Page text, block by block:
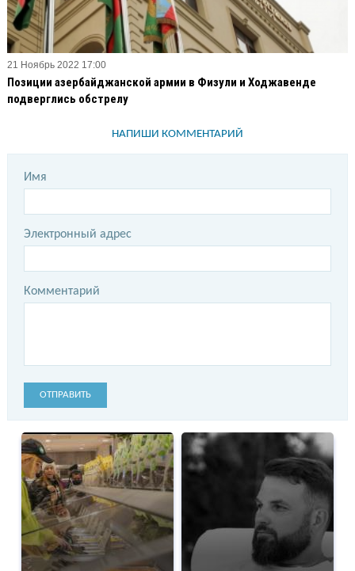
21 Ноябрь 2022 17:00
Позиции азербайджанской армии в Физули и Ходжавенде
подверглись обстрелу
НАПИШИ КОММЕНТАРИЙ
Имя
Электронный адрес
Комментарий
ОТПРАВИТЬ